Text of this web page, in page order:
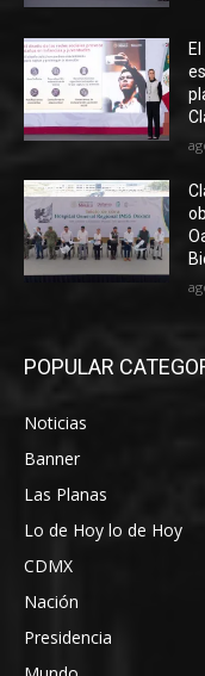
POPULAR
Noticias
Banner
Las Planas
Lo de Hoy lo de Hoy
CDMX
Nación
Presidencia